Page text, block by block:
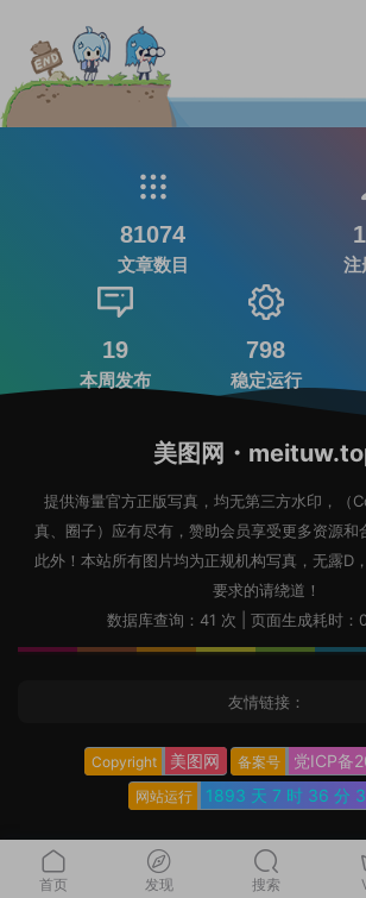
81074
文章数目 注
19
本周发布
798
稳定运行
美图网・
提供海量官方正版写真，均无第三方水印，（
真、圈子）应有尽有，赞助会员享受更多资源和
此外！本站所有图片均为正规机构写真，无露D
要求的请绕道！
数据库查询：41 次 | 页面生成耗时
友情链接：
Copyright 美图网 备案号 党ICP备
网站运行 1893 天 7 时 36 分
首页 发现 搜索